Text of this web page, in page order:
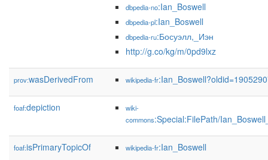
dbpedia-no:Ian_Boswell
dbpedia-pl:Ian_Boswell
dbpedia-ru:Босуэлл,_Иэн
http://g.co/kg/m/0pd9lxz
prov:wasDerivedFrom wikipedia-fr
foaf:depiction
wiki-
commons:Special:FilePath/
foaf:isPrimaryTopicOf wikipedia-fr:Ian_Boswell